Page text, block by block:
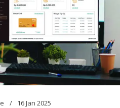
16 Jan 2025